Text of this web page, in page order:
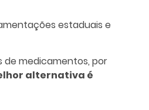
estaduais e
de medicamentos, por
alternativa é